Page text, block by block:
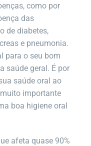
como por
das
de diabetes,
e pneumonia.
para o seu bom
saúde geral. É por
saúde oral ao
importante
boa higiene oral
afeta quase 90%